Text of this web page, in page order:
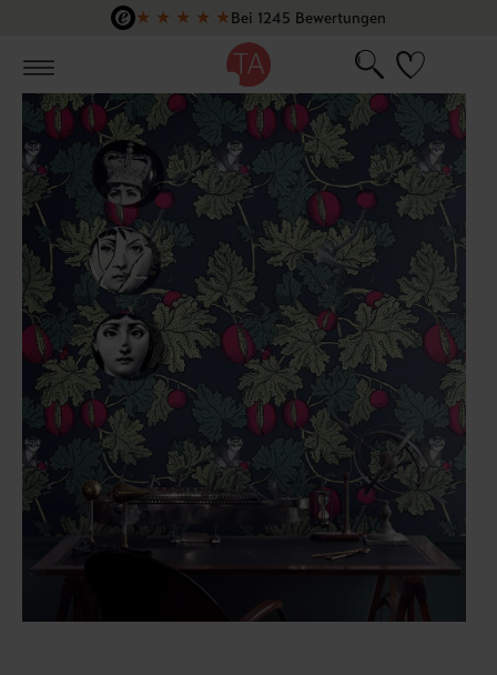
Zum Hauptinhalt springen
★ ★ ★ ★ ★Bei 1245 Bewertungen